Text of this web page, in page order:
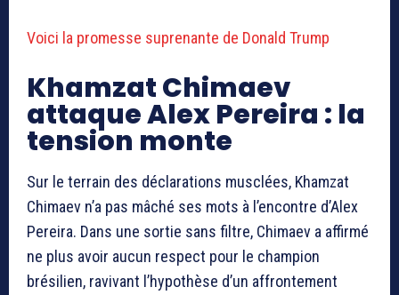
Voici la promesse suprenante de Donald Trump
Khamzat Chimaev
attaque Alex Pereira : la
tension monte
Sur le terrain des déclarations musclées, Khamzat
Chimaev n’a pas mâché ses mots à l’encontre d’Alex
Pereira. Dans une sortie sans filtre, Chimaev a affirmé
ne plus avoir aucun respect pour le champion
brésilien, ravivant l’hypothèse d’un affrontement